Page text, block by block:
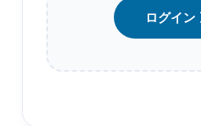
ログイン